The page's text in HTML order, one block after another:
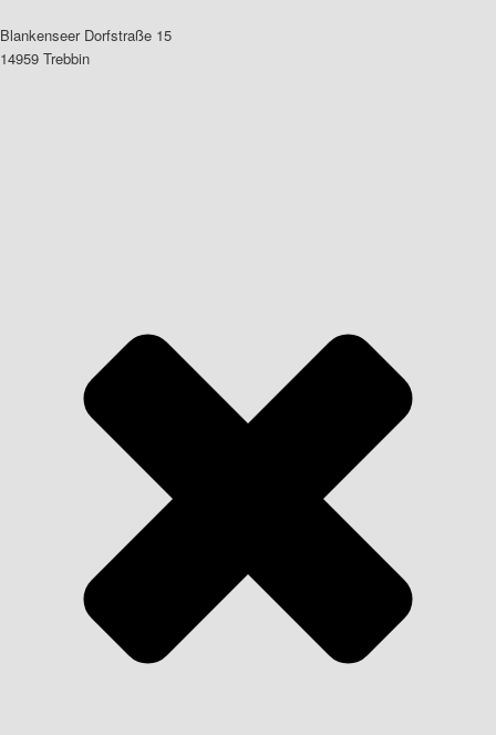
Blankenseer Dorfstraße 15
14959 Trebbin